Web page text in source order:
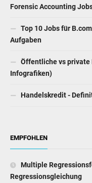
Forensic Accounting
Top 10 Jobs für
Aufgaben
Öffentliche vs private
Infografiken)
Handelskredit -
EMPFOHLEN
Multiple
Regressionsgleichung